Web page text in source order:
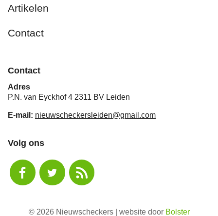
Artikelen
Contact
Contact
Adres
P.N. van Eyckhof 4 2311 BV Leiden
E-mail: nieuwscheckersleiden@gmail.com
Volg ons
© 2026 Nieuwscheckers | website door Bolster